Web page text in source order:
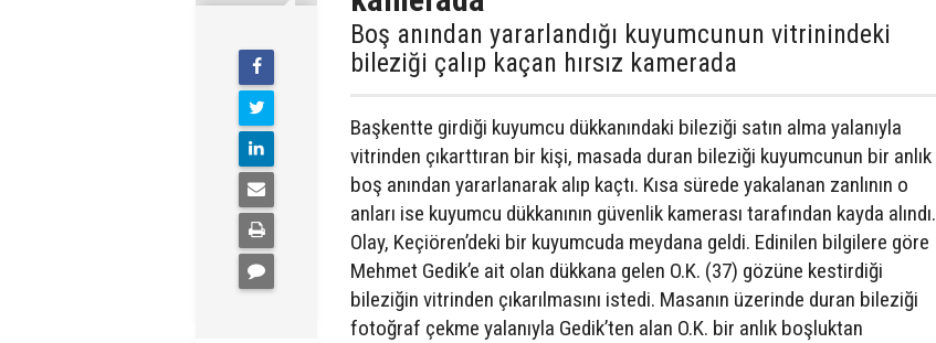
Boş anından yararlandığı kuyumcunun vitrinindeki
bileziği çalıp kaçan hırsız kamerada
Başkentte girdiği kuyumcu dükkanındaki bileziği satın alma yalanıyla
vitrinden çıkarttıran bir kişi, masada duran bileziği kuyumcunun bir anlık
boş anından yararlanarak alıp kaçtı. Kısa sürede yakalanan zanlının o
anları ise kuyumcu dükkanının güvenlik kamerası tarafından kayda alındı.
Olay, Keçiören’deki bir kuyumcuda meydana geldi. Edinilen bilgilere göre
Mehmet Gedik’e ait olan dükkana gelen O.K. (37) gözüne kestirdiği
bileziğin vitrinden çıkarılmasını istedi. Masanın üzerinde duran bileziği
fotoğraf çekme yalanıyla Gedik’ten alan O.K. bir anlık boşluktan